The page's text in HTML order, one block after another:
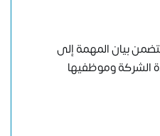
بيان المهمة إلى
الشركة وموظفيها